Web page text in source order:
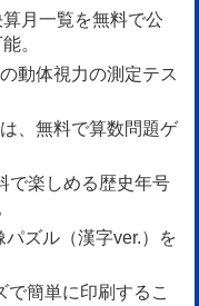
月一覧を無料で公
。
動体視力の測定テス
、無料で算数問題ゲ
で楽しめる歴史年号
パズル（漢字ver.）を
で簡単に印刷するこ